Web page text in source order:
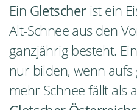
Ein Gletscherist ein
Alt-Schnee aus den
ganzjährig besteht.
nur bilden, wenn aufs
mehr Schnee fällt als